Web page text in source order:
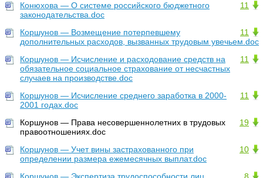
11
Конюхова — О системе российского бюджетного
законодательства.doc
11
Коршунов — Возмещение потерпевшему
дополнительных расходов, вызванных трудовым увечьем.doc
11
Коршунов — Исчисление и расходование средств на
обязательное социальное страхование от несчастных
случаев на производстве.doc
11
Коршунов — Исчисление среднего заработка в 2000-
2001 годах.doc
19
Коршунов — Права несовершеннолетних в трудовых
правоотношениях.doc
10
Коршунов — Учет вины застрахованного при
определении размера ежемесячных выплат.doc